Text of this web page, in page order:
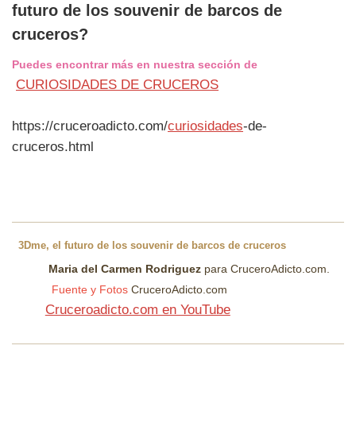
futuro de los souvenir de barcos de
cruceros?
Puedes encontrar más en nuestra sección de
CURIOSIDADES DE CRUCEROS
https://cruceroadicto.com/curiosidades-de-
cruceros.html
3Dme, el futuro de los souvenir de barcos de cruceros
Maria del Carmen Rodriguezpara CruceroAdicto.com.
Fuente y FotosCruceroAdicto.com
Cruceroadicto.com en YouTube